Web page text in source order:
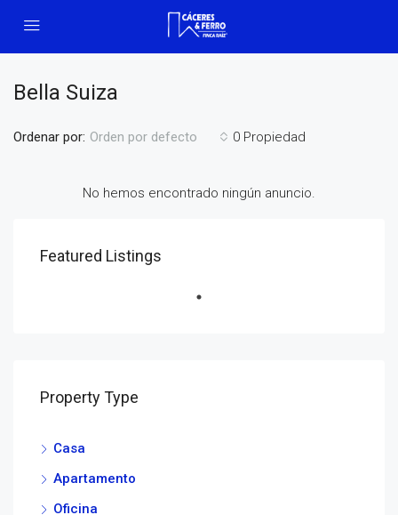
Bella Suiza
0 Propiedad
Ordenar por: Orden por defecto
No hemos encontrado ningún anuncio.
Featured Listings
Property Type
Casa
Apartamento
Oficina